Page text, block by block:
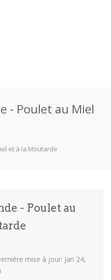
Porc Poulet
Viande
- Poulet au Miel
et à la Moutarde
- Poulet au
mise à jour: Jan 24,